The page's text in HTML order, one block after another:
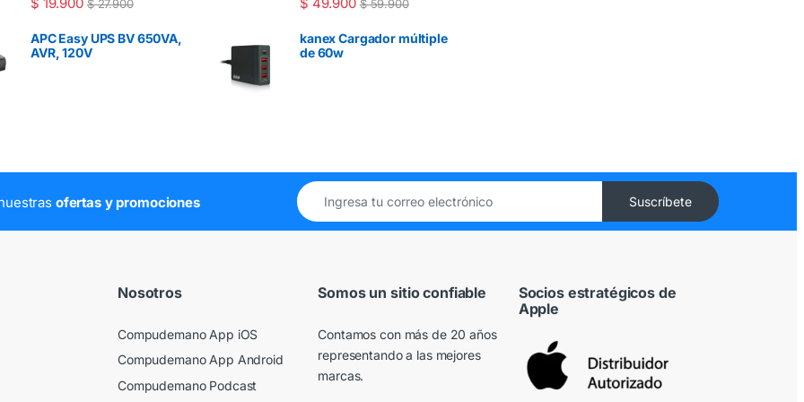
$27.900
APC Easy UPS BV 650VA,
AVR, 120V
$59.900
kanex Cargador múltiple
de 60w
ofertas y promociones
Nosotros
Compudemano App iOS
Compudemano App Android
Compudemano Podcast
Somos un sitio confiable
Contamos con más de 20 años
representando a las mejores
marcas.
Socios estratégicos de
Apple